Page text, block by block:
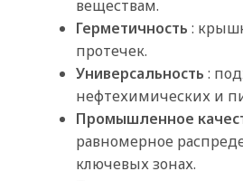
веществам.
Герметичность :
протечек.
Универсальность :
нефтехимических и
Промышленное
равномерное
ключевых зонах.